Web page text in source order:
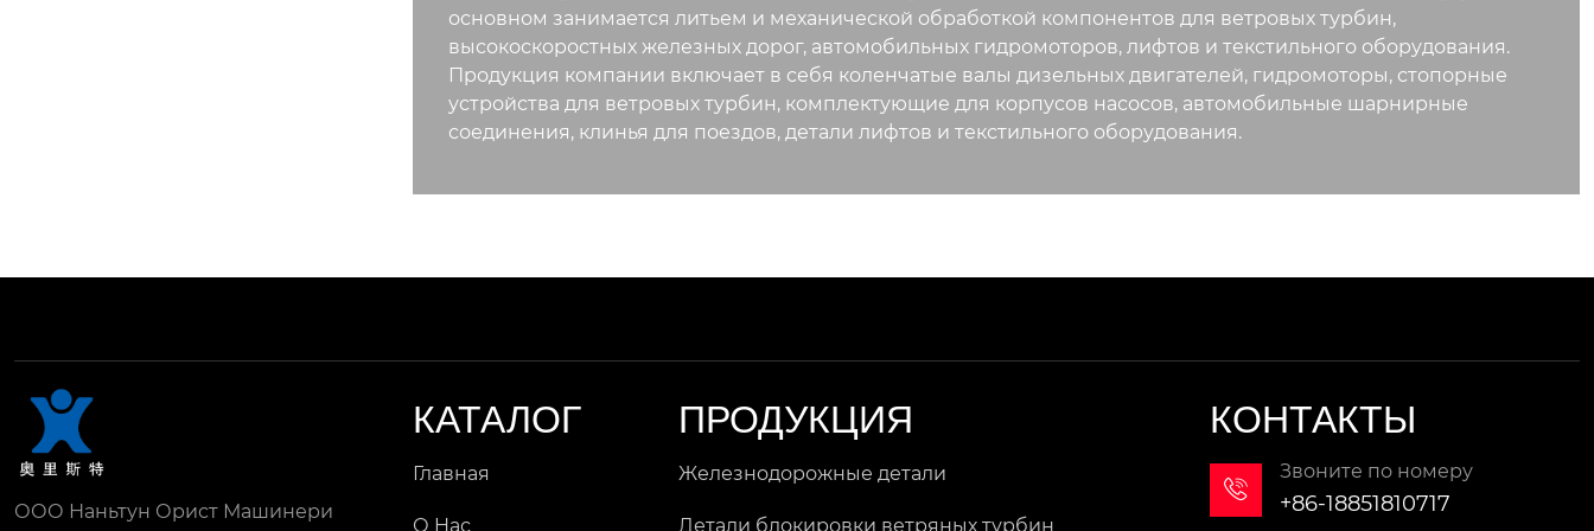
основном занимается литьем и механической обработкой компонентов для ветровых турбин,
высокоскоростных железных дорог, автомобильных гидромоторов, лифтов и текстильного оборудования.
Продукция компании включает в себя коленчатые валы дизельных двигателей, гидромоторы, стопорные
устройства для ветровых турбин, комплектующие для корпусов насосов, автомобильные шарнирные
соединения, клинья для поездов, детали лифтов и текстильного оборудования.
ООО Наньтун Орист Машинери
КАТАЛОГ
Главная
О Hас
ПРОДУКЦИЯ
Железнодорожные детали
Детали блокировки ветряных турбин
КОНТАКТЫ

Звоните по номеру
+86-18851810717